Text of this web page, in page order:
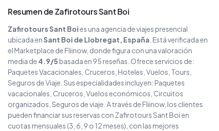
Resumen deZafirotours Sant Boi
Zafirotours Sant Boies una agencia de viajespresencial
ubicada enSant Boi de Llobregat, España . Está verificada en
el Marketplace de Fliinow, donde figura con una valoración
media de 4.9/5basada en 95reseñas . Ofrece servicios de:
Paquetes Vacacionales, Cruceros, Hoteles, Vuelos, Tours,
Seguros de Viaje Sus especialidades incluyen:Paquetes
vacacionales, Cruceros, Vuelos económicos, Circuitos
organizados, Seguros de viaje A través de Fliinow, los clientes
pueden financiar sus reservas con Zafirotours Sant Boien
cuotas mensuales (3, 6, 9 o 12 meses), con las mejores